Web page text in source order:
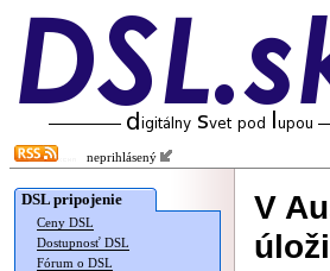
neprihlásený
DSL pripojenie
Ceny DSL
Dostupnosť DSL
Fórum o DSL
V